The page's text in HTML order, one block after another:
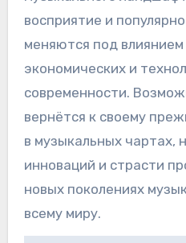
восприятие и
меняются под влиянием
экономических и
современности.
вернётся к своему
в музыкальных чартах,
инноваций и страсти
новых поколениях
всему миру.